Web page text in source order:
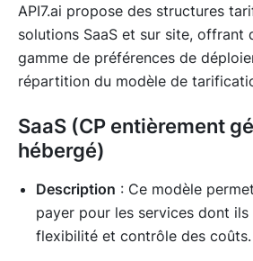
API7.ai propose des structures
solutions SaaS et sur site, offrant
gamme de préférences de
répartition du modèle de
SaaS (CP entièrement
hébergé)
Description : Ce modèle
payer pour les services dont
flexibilité et contrôle des coûts.